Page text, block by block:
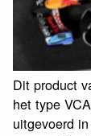
Dit product
het type
uitgevoerd